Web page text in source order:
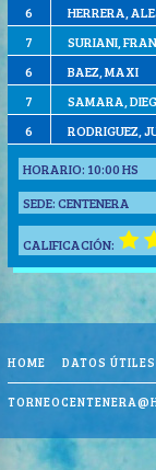
6
HERRERA,
7
SURIANI,
6
BAEZ, MAXI
7
SAMARA,
6
RODRIGUEZ,
HORARIO: 10:00 HS
SEDE:CENTENERA
CALIFICACIÓN:
HOME DATOS ÚTILES